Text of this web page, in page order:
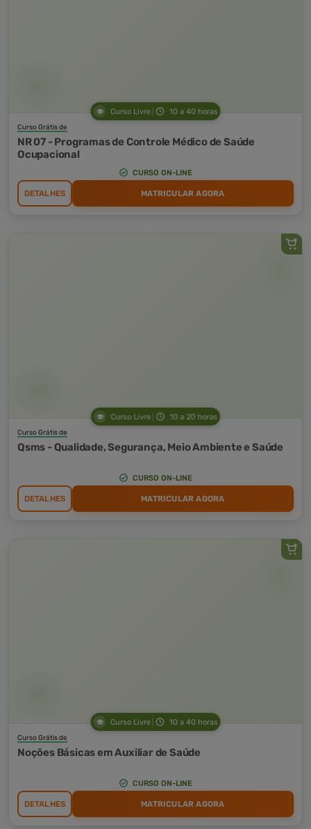
Curso Livre 10 a 40 horas
Curso Grátis de
NR 07 - Programas de Controle Médico de Saúde
Ocupacional
CURSO ON-LINE
DETALHES MATRICULAR AGORA
Curso Livre 10 a 20 horas
Curso Grátis de
Qsms - Qualidade, Segurança, Meio Ambiente e Saúde
CURSO ON-LINE
DETALHES MATRICULAR AGORA
Curso Livre 10 a 40 horas
Curso Grátis de
Noções Básicas em Auxiliar de Saúde
CURSO ON-LINE
DETALHES MATRICULAR AGORA